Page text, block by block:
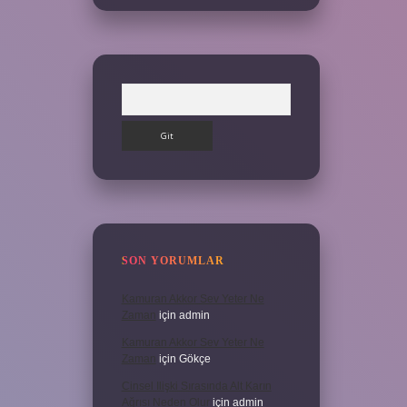
SON YORUMLAR
Kamuran Akkor Sev Yeter Ne
Zaman için admin
Kamuran Akkor Sev Yeter Ne
Zaman için Gökçe
Cinsel Ilişki Sırasında Alt Karın
Ağrısı Neden Olur için admin